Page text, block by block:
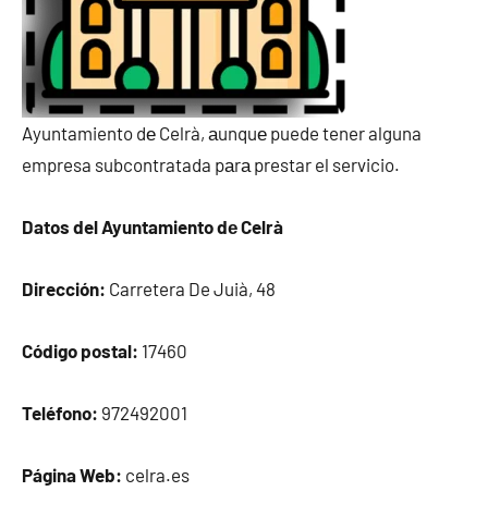
Ayuntamiento dе Celrà, аunquе puede tener alguna
empresa subcontratada pаrа prestar el servicio.
Datos del Ayuntamiento dе Celrà
Dirección: Carretera De Juià, 48
Código postal: 17460
Teléfono: 972492001
Página Web: celra.es